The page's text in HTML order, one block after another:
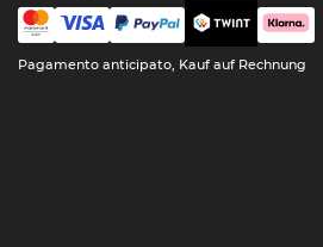
Pagamento anticipato, Kauf auf Rechnung